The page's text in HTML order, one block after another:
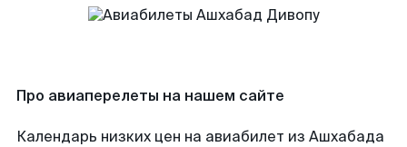
Про авиаперелеты на нашем сайте
Календарь низких цен на авиабилет из Ашхабада